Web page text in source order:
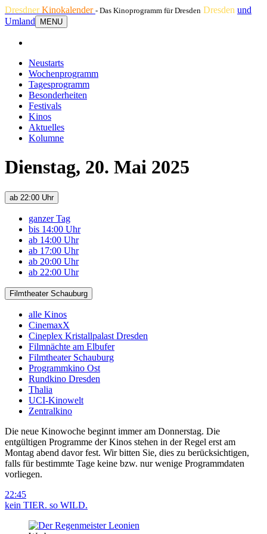
DresdnerKinokalender - Das Kinoprogramm für Dresden Dresden und
Umland
MENU
Neustarts
Wochenprogramm
Tagesprogramm
Besonderheiten
Festivals
Kinos
Aktuelles
Kolumne
Dienstag, 20. Mai 2025
ab 22:00 Uhr
ganzer Tag
bis 14:00 Uhr
ab 14:00 Uhr
ab 17:00 Uhr
ab 20:00 Uhr
ab 22:00 Uhr
Filmtheater Schauburg
alle Kinos
CinemaxX
Cineplex Kristallpalast Dresden
Filmnächte am Elbufer
Filmtheater Schauburg
Programmkino Ost
Rundkino Dresden
Thalia
UCI-Kinowelt
Zentralkino
Die neue Kinowoche beginnt immer am Donnerstag. Die
entgültigen Programme der Kinos stehen in der Regel erst am
Montag abend davor fest. Wir bitten Sie, dies zu berücksichtigen,
falls für bestimmte Tage keine bzw. nur wenige Programmdaten
vorliegen.
22:45
kein TIER. so WILD.